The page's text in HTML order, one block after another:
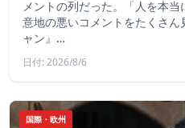
メントの列だった。「人を本当
意地の悪いコメントをたくさ
ャン』…
日付: 2026/8/6
国際・欧州